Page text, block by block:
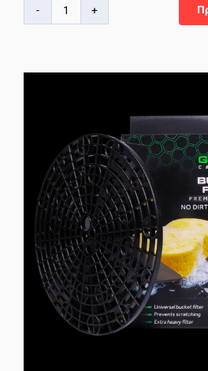
Gecko
–
για
Δύσκολα
Σημεία
ποσότητα